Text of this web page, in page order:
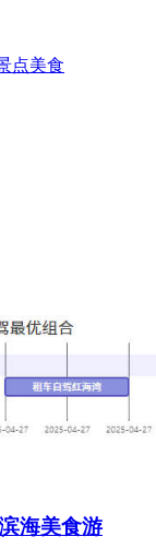
点美食
海美食游